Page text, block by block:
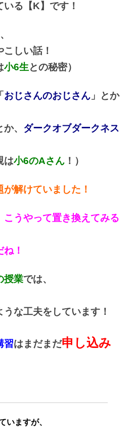
る【K】です！
こしい話！
小6生との秘密）
おじさんのおじさん 」とか
か、 ダークオブダークネス
は小6のAさん ！）
解けていました！
こうやって置き換えてみる
！
授業では、
うな工夫をしています！
習はまだまだ申し込み
いますが、